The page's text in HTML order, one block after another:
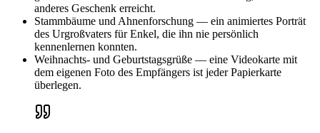
anderes Geschenk erreicht.
Stammbäume und Ahnenforschung — ein animiertes Porträt
des Urgroßvaters für Enkel, die ihn nie persönlich
kennenlernen konnten.
Weihnachts- und Geburtstagsgrüße — eine Videokarte mit
dem eigenen Foto des Empfängers ist jeder Papierkarte
überlegen.